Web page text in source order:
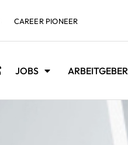
CAREER PIONEER
JOBS ARBEITGEBER